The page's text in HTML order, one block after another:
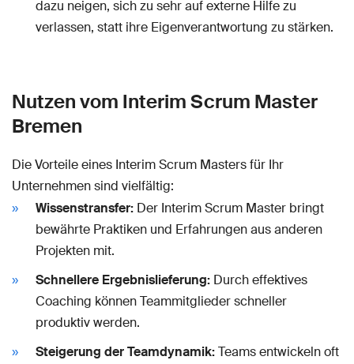
dazu neigen, sich zu sehr auf externe Hilfe zu
verlassen, statt ihre Eigenverantwortung zu stärken.
Nutzen vom Interim Scrum Master
Bremen
Die Vorteile eines Interim Scrum Masters für Ihr
Unternehmen sind vielfältig:
Wissenstransfer: Der Interim Scrum Master bringt
bewährte Praktiken und Erfahrungen aus anderen
Projekten mit.
Schnellere Ergebnislieferung: Durch effektives
Coaching können Teammitglieder schneller
produktiv werden.
Steigerung der Teamdynamik:Teams entwickeln oft